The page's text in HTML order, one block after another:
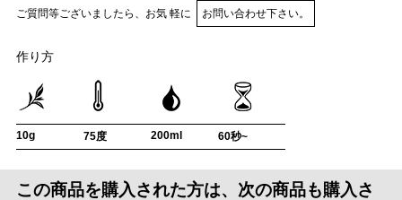
ご質問等ございましたら、お気 軽に お問い合わせ下さい。
作り方
10g 75度 200ml 60秒~
この商品を購入された方は、次の商品も購入さ